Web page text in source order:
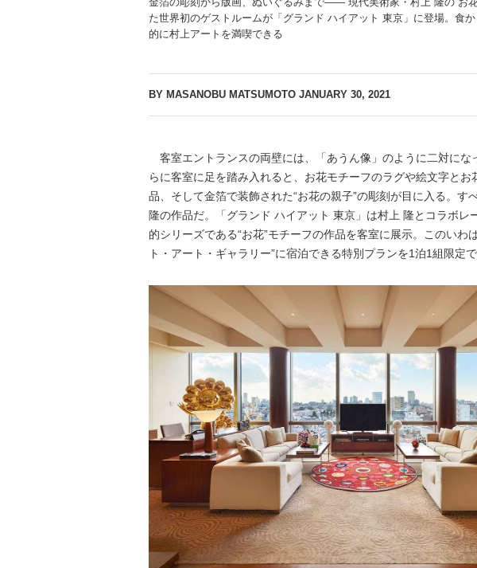
た世界初のゲストルームが「グランド ハイアット 東京」に登場。食か
的に村上アートを満喫できる
BY MASANOBU MATSUMOTO JANUARY 30, 2021
客室エントランスの両壁には、「あうん像」のように二対にな
らに客室に足を踏み入れると、お花モチーフのラグや絵文字とお
品、そして金箔で装飾された“お花の親子”の彫刻が目に入る。す
隆の作品だ。「グランド ハイアット 東京」は村上 隆とコラボレ
的シリーズである“お花”モチーフの作品を客室に展示。このいわ
ト・アート・ギャラリー”に宿泊できる特別プランを1泊1組限定で